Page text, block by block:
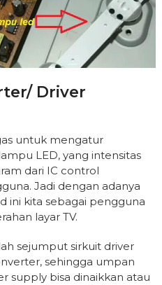
Driver
untuk mengatur
LED, yang intensitas
dari IC control
Jadi dengan adanya
ini kita sebagai pengguna
layar TV.
sejumput sirkuit driver
sehingga umpan
supply bisa dinaikkan atau